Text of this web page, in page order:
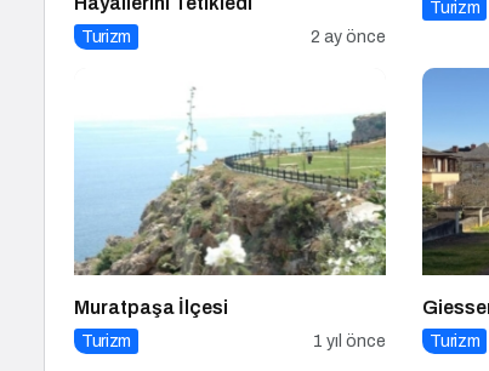
Turizm 2 ay önce
Turizm
Muratpaşa İlçesi
Turizm 1 yıl önce Turizm